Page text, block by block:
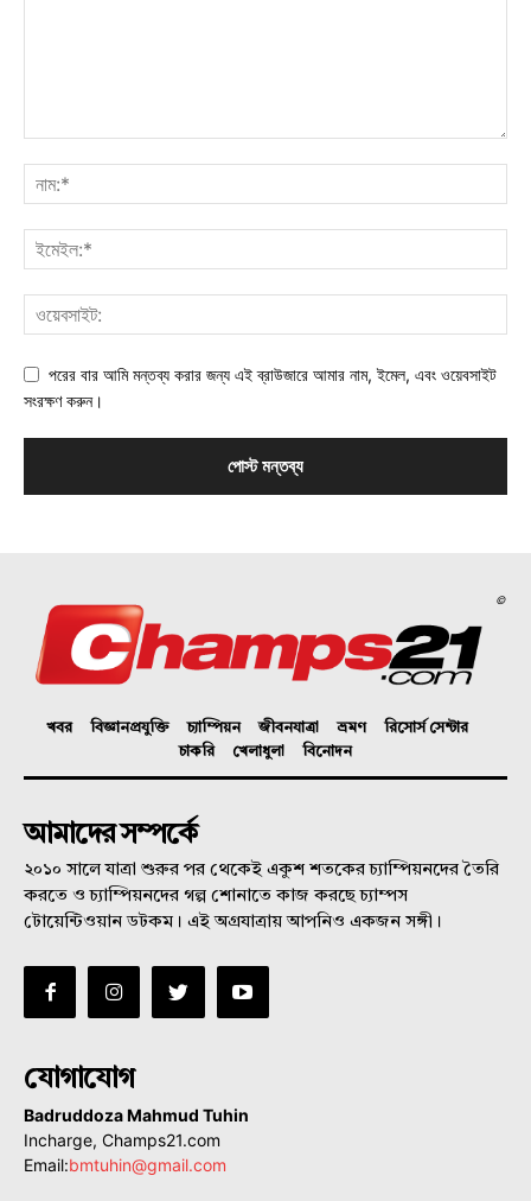
পরের বার আমি মন্তব্য করার জন্য এই ব্রাউজারে আমার নাম, ইমেল, এবং ওয়েবসাইট
সংরক্ষণ করুন।
©
খবর বিজ্ঞানপ্রযুক্তি চ্যাম্পিয়ন জীবনযাত্রা ভ্রমণ
রিসোর্স সেন্টার
চাকরি
খেলাধুলা বিনোদন
আমাদের সম্পর্কে
২০১০ সালে যাত্রা শুরুর পর থেকেই একুশ শতকের চ্যাম্পিয়নদের তৈরি
করতে ও চ্যাম্পিয়নদের গল্প শোনাতে কাজ করছে চ্যাম্পস
টোয়েন্টিওয়ান ডটকম। এই অগ্রযাত্রায় আপনিও একজন সঙ্গী।
যোগাযোগ
Badruddoza Mahmud Tuhin
Incharge, Champs21.com
Email:bmtuhin@gmail.com